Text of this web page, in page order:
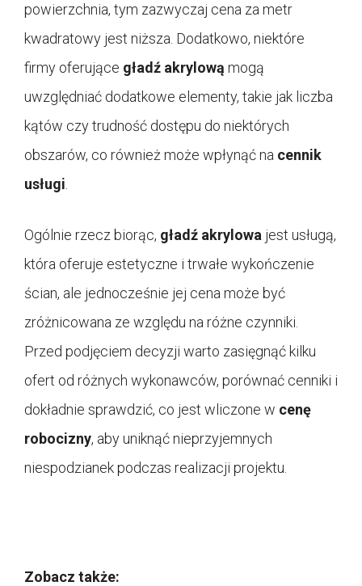
powierzchnia, tym zazwyczaj cena za metr
kwadratowy jest niższa. Dodatkowo, niektóre
firmy oferujące gładź akrylową mogą
uwzględniać dodatkowe elementy, takie jak liczba
kątów czy trudność dostępu do niektórych
obszarów, co również może wpłynąć na cennik
usługi
Ogólnie rzecz biorąc, gładź akrylowa jest usługą,
która oferuje estetyczne i trwałe wykończenie
ścian, ale jednocześnie jej cena może być
zróżnicowana ze względu na różne czynniki.
Przed podjęciem decyzji warto zasięgnąć kilku
ofert od różnych wykonawców, porównać cenniki i
dokładnie sprawdzić, co jest wliczone w cenę
robocizny, aby uniknąć nieprzyjemnych
niespodzianek podczas realizacji projektu.
Zobacz także: